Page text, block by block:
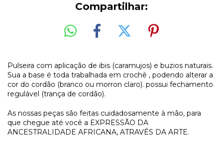
Compartilhar:
Pulseira com aplicação de ibis (caramujos) e buzios naturais.
Sua a base é toda trabalhada em crochê , podendo alterar a
cor do cordão (branco ou morron claro). possui fechamento
regulável (trança de cordão).
As nossas peças são feitas cuidadosamente à mão, para
que chegue até você a EXPRESSÃO DA
ANCESTRALIDADE AFRICANA, ATRAVÉS DA ARTE.